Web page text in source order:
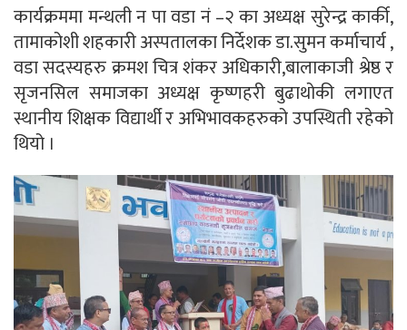
कार्यक्रममा मन्थली न पा वडा नं –२ का अध्यक्ष सुरेन्द्र कार्की,
तामाकोशी शहकारी अस्पतालका निर्देशक डा.सुमन कर्माचार्य ,
वडा सदस्यहरु क्रमश चित्र शंकर अधिकारी,बालाकाजी श्रेष्ठ र
सृजनसिल समाजका अध्यक्ष कृष्णहरी बुढाथोकी लगाएत
स्थानीय शिक्षक विद्यार्थी र अभिभावकहरुको उपस्थिती रहेको
थियो ।